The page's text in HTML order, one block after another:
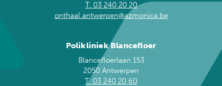
T. 03 240 20 20
onthaal.antwerpen@azmonica.be
Polikliniek Blancefloer
Blancefloerlaan 153
2050 Antwerpen
T. 03 240 20 60